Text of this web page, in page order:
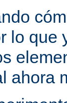
lo que
ahora